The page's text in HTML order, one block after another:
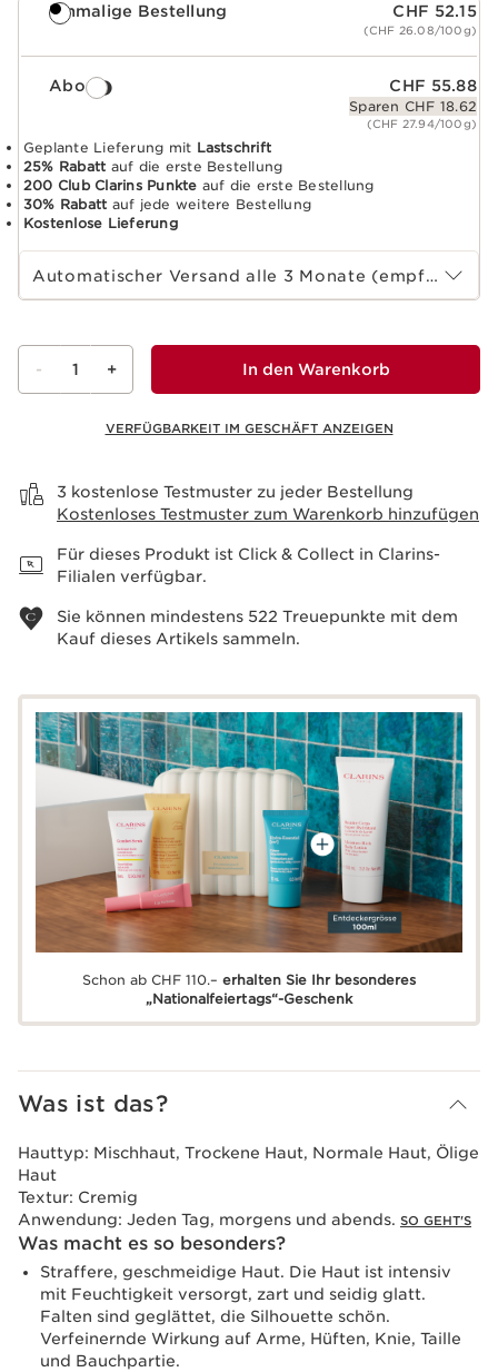
Einmalige Bestellung CHF 52.15
(CHF 26.08/100g)
Abo CHF 55.88
Sparen CHF 18.62
(CHF 27.94/100g)
Geplante Lieferung mit Lastschrift
25% Rabatt auf die erste Bestellung
200 Club Clarins Punkte auf die erste Bestellung
30% Rabatt auf jede weitere Bestellung
Kostenlose Lieferung
Wählen Sie die Laufzeit des Abonnements
Automatischer Versand alle 3 Monate (empfohlen)
- 1 + In den Warenkorb
VERFÜGBARKEIT IM GESCHÄFT ANZEIGEN
3 kostenlose Testmuster zu jeder Bestellung
Kostenloses Testmuster zum Warenkorb hinzufügen
Für dieses Produkt ist Click & Collect in Clarins-
Filialen verfügbar.
Sie können mindestens 522 Treuepunkte mit dem
Kauf dieses Artikels sammeln.
Schon ab CHF 110.–erhalten Sie Ihr besonderes
„Nationalfeiertags“-Geschenk
Was ist das?
Hauttyp: Mischhaut, Trockene Haut, Normale Haut, Ölige
Haut
Textur: Cremig
Anwendung: Jeden Tag, morgens und abends. SO GEHT'S
Was macht es so besonders?
Straffere, geschmeidige Haut. Die Haut ist intensiv
mit Feuchtigkeit versorgt, zart und seidig glatt.
Falten sind geglättet, die Silhouette schön.
Verfeinernde Wirkung auf Arme, Hüften, Knie, Taille
und Bauchpartie.